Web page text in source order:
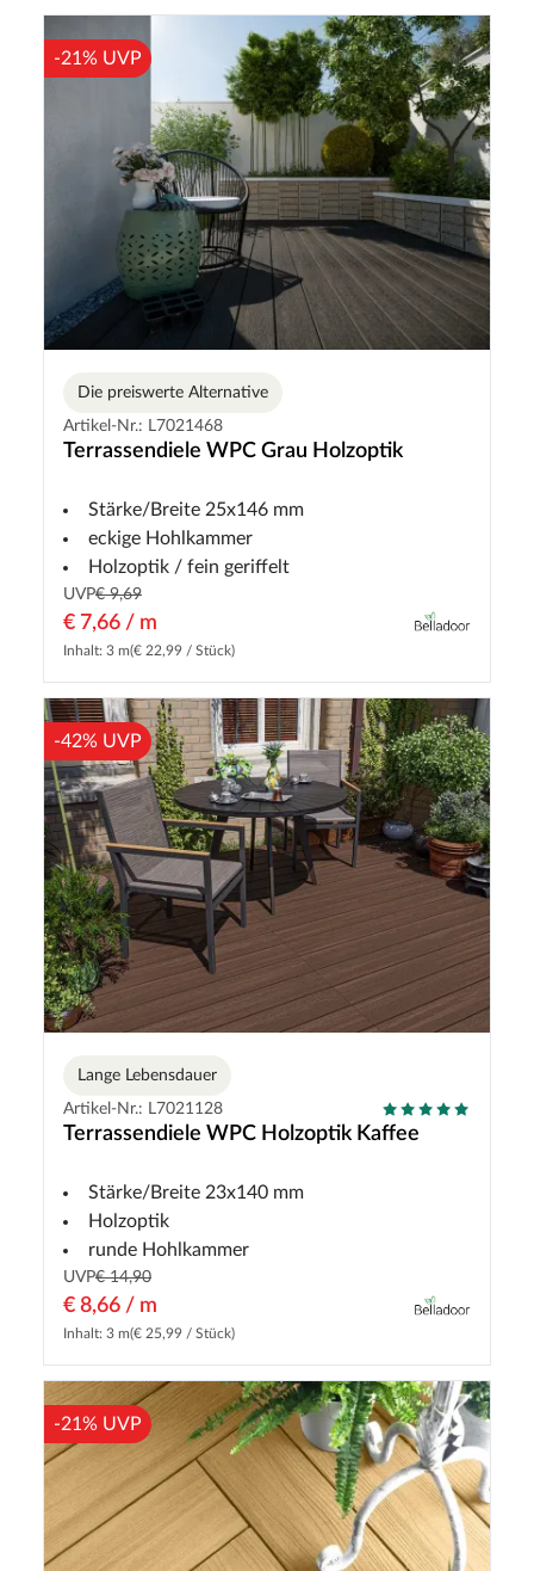
-21% UVP
Die preiswerte Alternative
Artikel-Nr.: L7021468
Terrassendiele WPC Grau Holzoptik
Stärke/Breite 25x146 mm
eckige Hohlkammer
Holzoptik / fein geriffelt
UVP€ 9,69
€ 7,66 / m
Inhalt: 3 m(€ 22,99 / Stück)
-42% UVP
Lange Lebensdauer
Artikel-Nr.: L7021128
Terrassendiele WPC Holzoptik Kaffee
Stärke/Breite 23x140 mm
Holzoptik
runde Hohlkammer
UVP€ 14,90
€ 8,66 / m
Inhalt: 3 m(€ 25,99 / Stück)
-21% UVP